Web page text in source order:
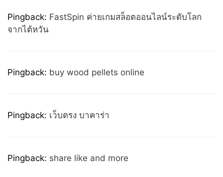
Pingback: FastSpin ค่ายเกมสล็อตออนไลน์ระดับโลก
จากไต้หวัน
Pingback: buy wood pellets online
Pingback: เว็บตรง บาคาร่า
Pingback: share like and more